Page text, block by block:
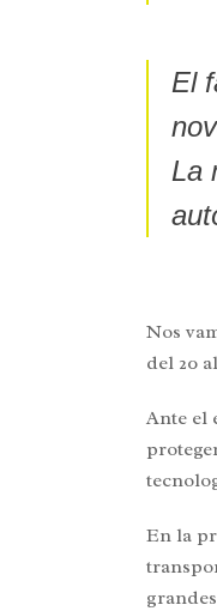
El
La
Nos
del 20
Ante el
En la